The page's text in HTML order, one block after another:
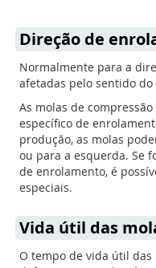
Direção de
Normalmente para a
afetadas pelo sentido
As molas de
específico de
produção, as molas
ou para a esquerda. Se
de enrolamento, é
especiais.
Vida útil das
O tempo de vida útil